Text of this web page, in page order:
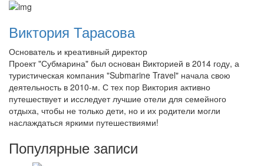
Виктория Тарасова
Основатель и креативный директор
Проект "Субмарина" был основан Викторией в 2014 году, а
туристическая компания "Submarine Travel" начала свою
деятельность в 2010-м. С тех пор Виктория активно
путешествует и исследует лучшие отели для семейного
отдыха, чтобы не только дети, но и их родители могли
наслаждаться яркими путешествиями!
Популярные записи